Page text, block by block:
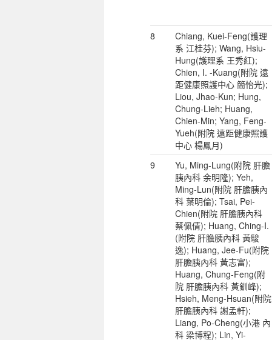
8
Chiang, Kuei-Feng(護理
系 江桂芬); Wang, Hsiu-
Hung(護理系 王秀紅);
Chien, I. -Kuang(附院 遠
距健康照護中心 簡怡光);
Liou, Jhao-Kun; Hung,
Chung-Lieh; Huang,
Chien-Min; Yang, Feng-
Yueh(附院 遠距健康照護
中心 楊鳳月)
9
Yu, Ming-Lung(附院 肝膽
胰內科 余明隆); Yeh,
Ming-Lun(附院 肝膽胰內
科 葉明倫); Tsai, Pei-
Chien(附院 肝膽胰內科
蔡佩倩); Huang, Ching-I.
(附院 肝膽胰內科 黃駿
逸); Huang, Jee-Fu(附院
肝膽胰內科 黃志富);
Huang, Chung-Feng(附
院 肝膽胰內科 黃釧峰);
Hsieh, Meng-Hsuan(附院
肝膽胰內科 謝孟軒);
Liang, Po-Cheng(小港 內
科 梁博程); Lin, Yi-